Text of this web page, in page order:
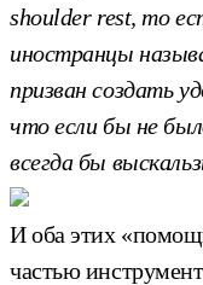
shoulder rest, то
иностранцы
призван создать
что если бы не
всегда бы
И оба этих
частью